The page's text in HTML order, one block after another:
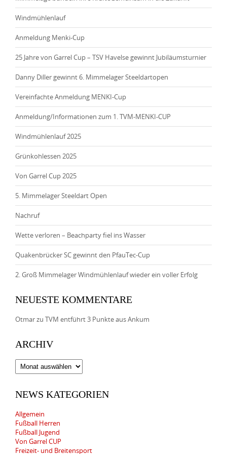
Windmühlenlauf
Anmeldung Menki-Cup
25 Jahre von Garrel Cup – TSV Havelse gewinnt Jubiläumsturnier
Danny Diller gewinnt 6. Mimmelager Steeldartopen
Vereinfachte Anmeldung MENKI-Cup
Anmeldung/Informationen zum 1. TVM-MENKI-CUP
Windmühlenlauf 2025
Grünkohlessen 2025
Von Garrel Cup 2025
5. Mimmelager Steeldart Open
Nachruf
Wette verloren – Beachparty fiel ins Wasser
Quakenbrücker SC gewinnt den PfauTec-Cup
2. Groß Mimmelager Windmühlenlauf wieder ein voller Erfolg
NEUESTE KOMMENTARE
Otmarzu TVM entführt 3 Punkte aus Ankum
ARCHIV
Archiv
NEWS KATEGORIEN
Allgemein
Fußball Herren
Fußball Jugend
Von Garrel CUP
Freizeit- und Breitensport